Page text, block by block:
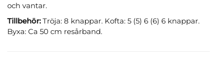
och vantar.
Tillbehör:Tröja: 8 knappar. Kofta: 5 (5) 6 (6) 6 knappar.
Byxa: Ca 50 cm resårband.